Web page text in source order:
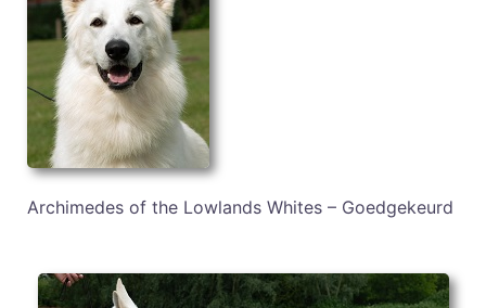
Archimedes of the Lowlands Whites – Goedgekeurd